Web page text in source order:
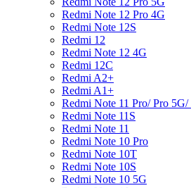
Redmi Note 12 Pro 4G
Redmi Note 12S
Redmi 12
Redmi Note 12 4G
Redmi 12C
Redmi A2+
Redmi A1+
Redmi Note 11 Pro/ Pro 5G/
Redmi Note 11S
Redmi Note 11
Redmi Note 10 Pro
Redmi Note 10T
Redmi Note 10S
Redmi Note 10 5G